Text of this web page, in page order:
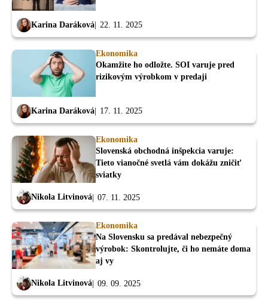
Karina Daráková 22. 11. 2025
Ekonomika
Okamžite ho odložte. SOI varuje pred
rizikovým výrobkom v predaji
Karina Daráková 17. 11. 2025
Ekonomika
Slovenská obchodná inšpekcia varuje:
Tieto vianočné svetlá vám dokážu zničiť
sviatky
Nikola Litvinová 07. 11. 2025
Ekonomika
Na Slovensku sa predával nebezpečný
výrobok: Skontrolujte, či ho nemáte doma
aj vy
Nikola Litvinová 09. 09. 2025